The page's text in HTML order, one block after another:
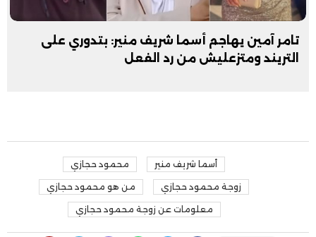
تامر آمين يهاجم أسما شريف منير: بتدوري على
التريند ومتزعليش من رد الفعل
أسما شريف منير محمود حجازي
زوجة محمود حجازي من هو محمود حجازي
معلومات عن زوجة محمود حجازي